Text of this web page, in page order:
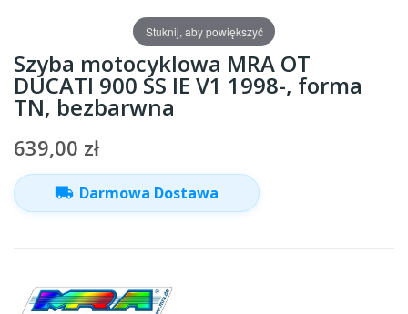
Stuknij, aby powiększyć
Szyba motocyklowa MRA OT
DUCATI 900 SS IE V1 1998-, forma
TN, bezbarwna
639,00 zł
local_shipping Darmowa Dostawa